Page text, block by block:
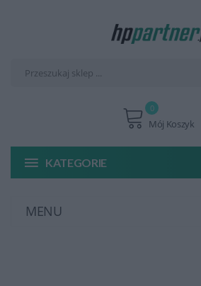
Mój Koszyk
0
KATEGORIE
MENU